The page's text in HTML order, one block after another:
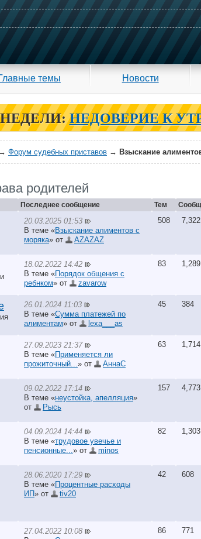
темы Новости
НЕДОВЕРИЕ К
→ Форум судебных приставов → Взыскание
родителей
Последнее сообщение Тем
20.03.2025 01:53
В теме «Взыскание алиментов с
моряка» от AZAZAZ
508 7,322
18.02.2022 14:42
В теме «Порядок общения с
ребнком» от zavarow
83 1,289
26.01.2024 11:03
В теме «Сумма платежей по
алиментам» от lexa___as
45 384
27.09.2023 21:37
В теме «Применяется ли
прожиточный... » от АннаС
63 1,714
09.02.2022 17:14
В теме «неустойка, апелляция»
от
Рысь
157 4,773
04.09.2024 14:44
В теме «трудовое увечье и
пенсионные... » от minos
82 1,303
28.06.2020 17:29
В теме «Процентные расходы
ИП» от tiv20
42 608
27.04.2022 10:08
86 771